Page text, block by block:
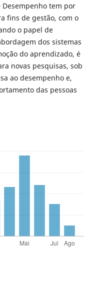
tem por
fins de gestão, com o
o papel de
dos sistemas
do aprendizado, é
novas pesquisas, sob
ao desempenho e,
das pessoas